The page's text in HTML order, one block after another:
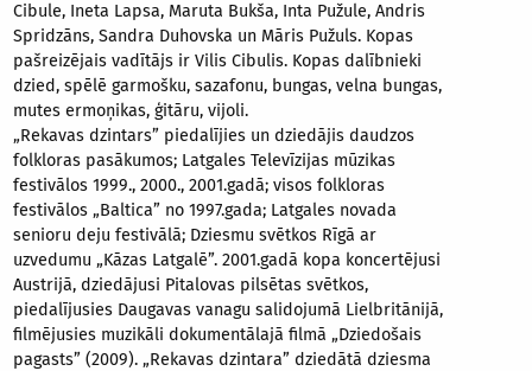
Cibule, Ineta Lapsa, Maruta Bukša, Inta Pužule, Andris
Spridzāns, Sandra Duhovska un Māris Pužuls. Kopas
pašreizējais vadītājs ir Vilis Cibulis. Kopas dalībnieki
dzied, spēlē garmošku, sazafonu, bungas, velna bungas,
mutes ermoņikas, ģitāru, vijoli.
„Rekavas dzintars” piedalījies un dziedājis daudzos
folkloras pasākumos; Latgales Televīzijas mūzikas
festivālos 1999., 2000., 2001.gadā; visos folkloras
festivālos „Baltica” no 1997.gada; Latgales novada
senioru deju festivālā; Dziesmu svētkos Rīgā ar
uzvedumu „Kāzas Latgalē”. 2001.gadā kopa koncertējusi
Austrijā, dziedājusi Pitalovas pilsētas svētkos,
piedalījusies Daugavas vanagu salidojumā Lielbritānijā,
filmējusies muzikāli dokumentālajā filmā „Dziedošais
pagasts” (2009). „Rekavas dzintara” dziedātā dziesma